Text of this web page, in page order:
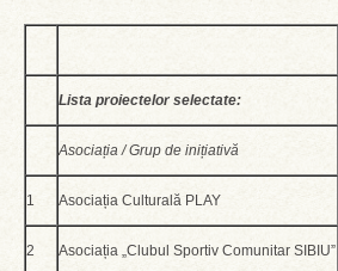
Lista proiectelor selectate:
Asociația / Grup de inițiativă
1 Asociația Culturală PLAY
2 Asociația „Clubul Sportiv Comunitar SIBIU”